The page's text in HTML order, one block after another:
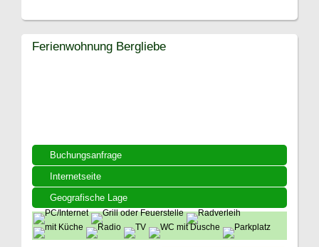
Buchungsanfrage
Internetseite
Geografische Lage
Ferienwohnung Bergliebe